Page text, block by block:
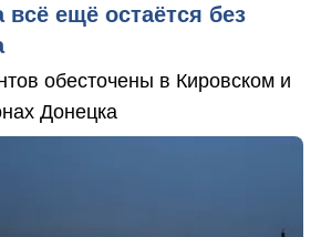
всё ещё остаётся без
обесточены в Кировском и
Донецка